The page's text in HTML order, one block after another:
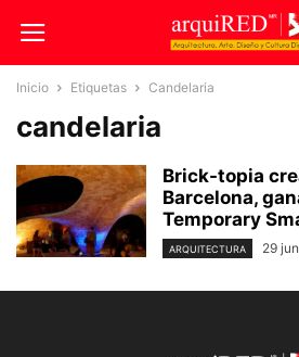
Inicio Etiquetas Candelaria
candelaria
Brick-topia
Barcelona,
Temporary
ARQUITECTURA 29